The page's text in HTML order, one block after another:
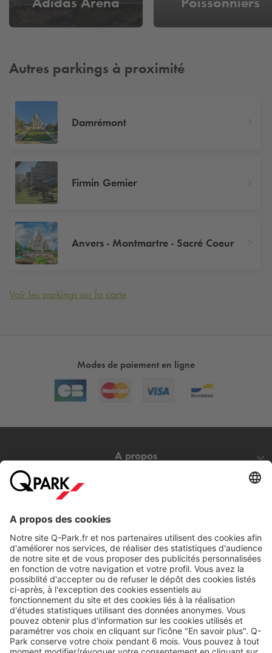
Autres parkings à proximité
Damrémont
Firmin Gemier
Anvers - Montmartre - Sacré Coeur
Voir les parkings sur la carte
Modes de paiement en ligne
A propos
Nos services
Cookies